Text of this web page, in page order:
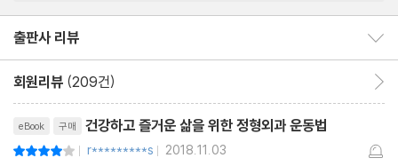
4. 손목 통증의 여러 원인/ 5. 손목터널증후군
손가락
엉덩이
1. 엉덩이 관절/ 2. 고관절염/ 3. 고관절 질환 자가 진단법/ 4. 고관
출판사 리뷰
회원리뷰 (209건)
eBook 구매 건강하고 즐거운 삶을 위한 정형외과 운동법
| r*********s | 2018.11.03